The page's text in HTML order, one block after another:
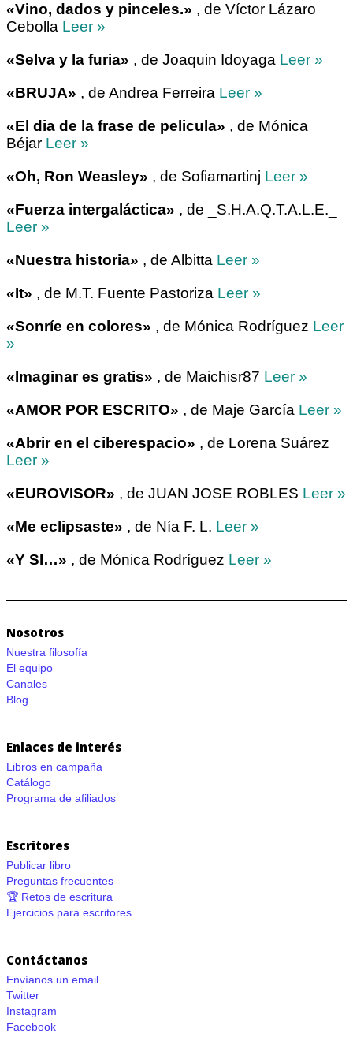
«Vino, dados y pinceles.» , de Víctor Lázaro
Cebolla Leer »
«Selva y la furia» , de Joaquin Idoyaga Leer »
«BRUJA» , de Andrea Ferreira Leer »
«El dia de la frase de pelicula» , de Mónica
Béjar Leer »
«Oh, Ron Weasley» , de Sofiamartinj Leer »
«Fuerza intergaláctica» , de _S.H.A.Q.T.A.L.E._
Leer »
«Nuestra historia» , de Albitta Leer »
«It» , de M.T. Fuente Pastoriza Leer »
«Sonríe en colores» , de Mónica Rodríguez Leer
»
«Imaginar es gratis» , de Maichisr87 Leer »
«AMOR POR ESCRITO» , de Maje García Leer »
«Abrir en el ciberespacio» , de Lorena Suárez
Leer »
«EUROVISOR» , de JUAN JOSE ROBLES Leer »
«Me eclipsaste» , de Nía F. L. Leer »
«Y SI…» , de Mónica Rodríguez Leer »
Nosotros
Nuestra filosofía
El equipo
Canales
Blog
Enlaces de interés
Libros en campaña
Catálogo
Programa de afiliados
Escritores
Publicar libro
Preguntas frecuentes
🏆 Retos de escritura
Ejercicios para escritores
Contáctanos
Envíanos un email
Twitter
Instagram
Facebook